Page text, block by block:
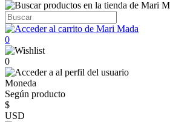
0
0
Moneda
Según producto
$
USD